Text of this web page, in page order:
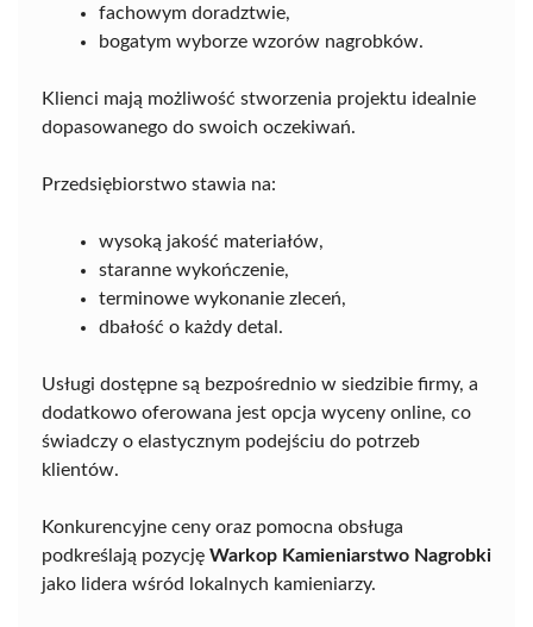
fachowym doradztwie,
bogatym wyborze wzorów nagrobków.
Klienci mają możliwość stworzenia projektu idealnie
dopasowanego do swoich oczekiwań.
Przedsiębiorstwo stawia na:
wysoką jakość materiałów,
staranne wykończenie,
terminowe wykonanie zleceń,
dbałość o każdy detal.
Usługi dostępne są bezpośrednio w siedzibie firmy, a
dodatkowo oferowana jest opcja wyceny online, co
świadczy o elastycznym podejściu do potrzeb
klientów.
Konkurencyjne ceny oraz pomocna obsługa
podkreślają pozycję Warkop Kamieniarstwo Nagrobki
jako lidera wśród lokalnych kamieniarzy.